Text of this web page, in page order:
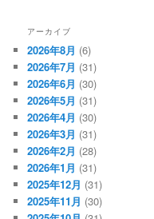
アーカイブ
2026年8月 (6)
2026年7月 (31)
2026年6月 (30)
2026年5月 (31)
2026年4月 (30)
2026年3月 (31)
2026年2月 (28)
2026年1月 (31)
2025年12月 (31)
2025年11月 (30)